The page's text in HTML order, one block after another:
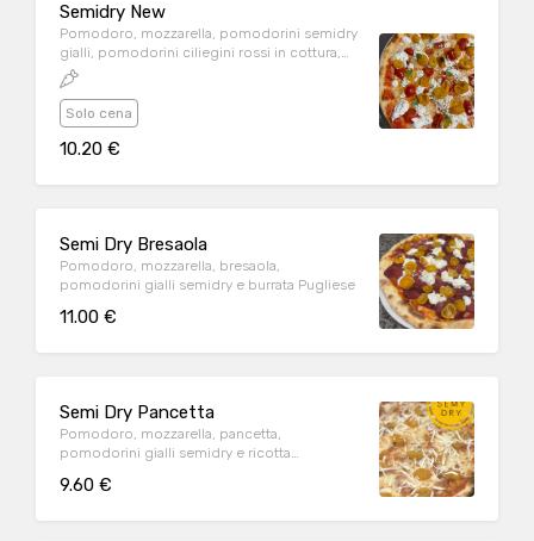
Semidry New
Pomodoro, mozzarella, pomodorini semidry
gialli, pomodorini ciliegini rossi in cottura,
burrata, basilico e pepe rosa
Solo cena
10.20 €
Semi Dry Bresaola
Pomodoro, mozzarella, bresaola,
pomodorini gialli semidry e burrata Pugliese
11.00 €
Semi Dry Pancetta
Pomodoro, mozzarella, pancetta,
pomodorini gialli semidry e ricotta
9.60 €